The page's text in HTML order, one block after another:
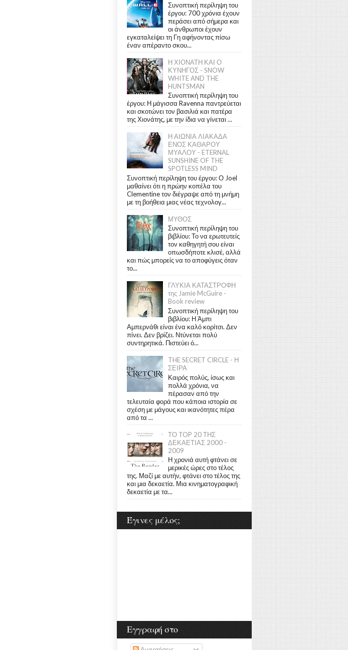
Συνοπτική περίληψη του
έργου: 700 χρόνια έχουν
περάσει από σήμερα και
οι άνθρωποι έχουν
εγκαταλείψει τη Γη αφήνοντας πίσω
έναν απέραντο σκου...
Η ΧΙΟΝΑΤΗ ΚΑΙ Ο
ΚΥΝΗΓΟΣ - SNOW
WHITE AND THE
HUNTSMAN
Συνοπτική περίληψη του
έργου: Η μάγισσα Ravenna παντρεύεται
και σκοτώνει τον βασιλιά και πατέρα
της Χιονάτης, με την ίδια να γίνεται ...
Η ΑΙΩΝΙΑ ΛΙΑΚΑΔΑ
ΕΝΟΣ ΚΑΘΑΡΟΥ
ΜΥΑΛΟΥ - ETERNAL
SUNSHINE OF THE
SPOTLESS MIND
Συνοπτική περίληψη του έργου: Ο Joel
μαθαίνει ότι η πρώην κοπέλα του
Clementine τον διέγραψε από τη μνήμη
με τη βοήθεια μιας νέας τεχνολογ...
ΜΥΘΟΣ
Συνοπτική περίληψη του
βιβλίου: Το να ερωτευτείς
τον καθηγητή σου είναι
οπωσδήποτε κλισέ, αλλά
και πώς μπορείς να το αποφύγεις όταν
το...
ΓΛΥΚΙΑ ΚΑΤΑΣΤΡΟΦΗ
της Jamie McGuire -
Book review
Συνοπτική περίληψη του
βιβλίου: Η Άμπι
Αμπερνάθι είναι ένα καλό κορίτσι. Δεν
πίνει. Δεν βρίζει. Ντύνεται πολύ
συντηρητικά. Πιστεύει ό...
THE SECRET CIRCLE - Η
ΣΕΙΡΑ
Καιρός πολύς, ίσως και
πολλά χρόνια, να
πέρασαν από την
τελευταία φορά που κάποια ιστορία σε
σχέση με μάγους και ικανότητες πέρα
από τα ...
ΤΟ TOP 20 ΤΗΣ
ΔΕΚΑΕΤΙΑΣ 2000 -
2009
Η χρονιά αυτή φτάνει σε
μερικές ώρες στο τέλος
της. Μαζί με αυτήν, φτάνει στο τέλος της
και μια δεκαετία. Μια κινηματογραφική
δεκαετία με τα...
Έγινες μέλος;
Εγγραφή στο